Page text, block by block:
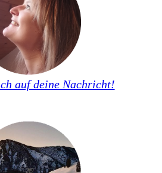
auf deine Nachricht!